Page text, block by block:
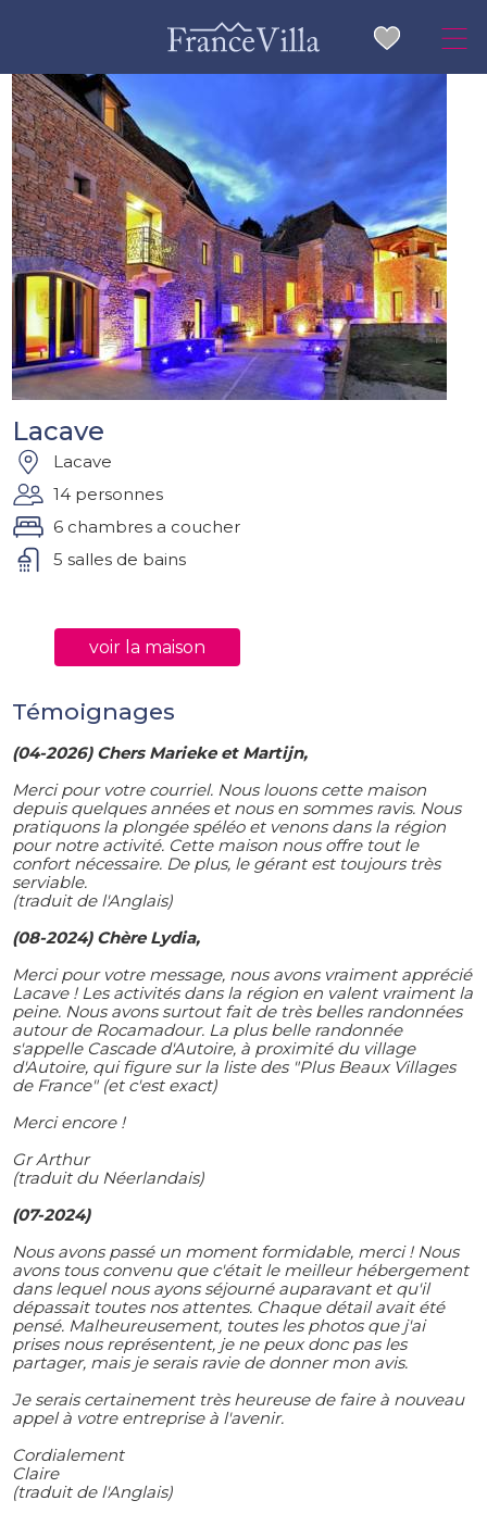
Lacave
Lacave
14 personnes
6 chambres a coucher
5 salles de bains
voir la maison
Témoignages
(04-2026) Chers Marieke et Martijn,
Merci pour votre courriel. Nous louons cette maison
depuis quelques années et nous en sommes ravis. Nous
pratiquons la plongée spéléo et venons dans la région
pour notre activité. Cette maison nous offre tout le
confort nécessaire. De plus, le gérant est toujours très
serviable.
(traduit de l'Anglais)
(08-2024) Chère Lydia,
Merci pour votre message, nous avons vraiment apprécié
Lacave ! Les activités dans la région en valent vraiment la
peine. Nous avons surtout fait de très belles randonnées
autour de Rocamadour. La plus belle randonnée
s'appelle Cascade d'Autoire, à proximité du village
d'Autoire, qui figure sur la liste des "Plus Beaux Villages
de France" (et c'est exact)
Merci encore !
Gr Arthur
(traduit du Néerlandais)
(07-2024)
Nous avons passé un moment formidable, merci ! Nous
avons tous convenu que c'était le meilleur hébergement
dans lequel nous ayons séjourné auparavant et qu'il
dépassait toutes nos attentes. Chaque détail avait été
pensé. Malheureusement, toutes les photos que j'ai
prises nous représentent, je ne peux donc pas les
partager, mais je serais ravie de donner mon avis.
Je serais certainement très heureuse de faire à nouveau
appel à votre entreprise à l'avenir.
Cordialement
Claire
(traduit de l'Anglais)